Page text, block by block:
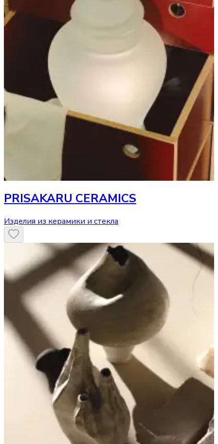
PRISAKARU CERAMICS
Изделия из керамики и стекла